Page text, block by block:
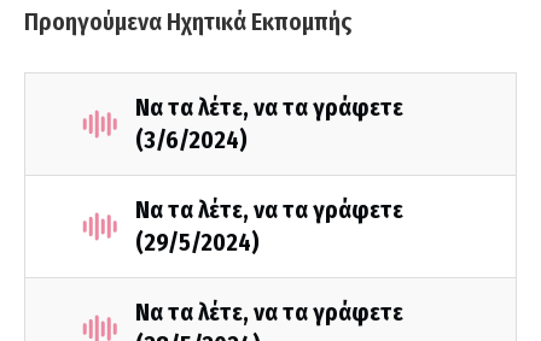
Προηγούμενα Ηχητικά Εκπομπής
Να τα λέτε, να τα γράφετε
(3/6/2024)
Να τα λέτε, να τα γράφετε
(29/5/2024)
Να τα λέτε, να τα γράφετε